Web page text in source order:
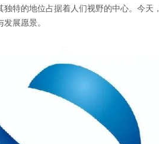
特的地位占据着人们视野的中心。今天
展愿景。